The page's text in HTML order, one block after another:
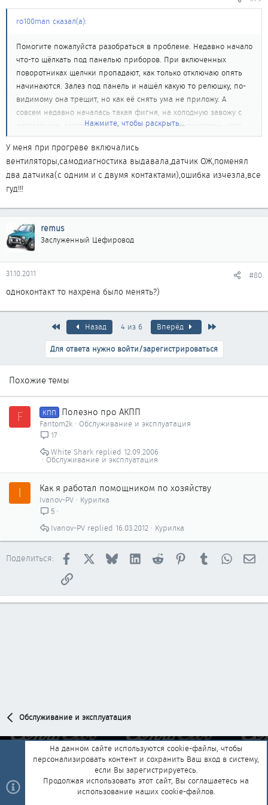
ro100man сказал(а):
Помогите пожалуйста разобраться в проблеме. Недавно начало
что-то щёлкать под панелью приборов. При включенных
поворотниках щелчки пропадают, как только отключаю опять
начинаются. Залез под панель и нашёл какую то релюшку, по-
видимому она трещит, но как её снять ума не приложу. А
совсем недавно началась такая фигня, на холодную завожу с
автозапуска, загорается чек и включаются вентиляторы, хотя
машина холодная, потом через какое-то время гаснет и всё
нормально. Связано ли это с этой релюхой или нет и как с этим
всем бороться!!! Заранее спасибо!!!!
Нажмите, чтобы раскрыть...
У меня при прогреве включались
вентиляторы,самодиагностика выдавала,датчик ОЖ,поменял
два датчика(с одним и с двумя контактами),ошибка изчезла,все
гуд!!!
remus
Заслуженный Цефировод
31.10.2011 #80
одноконтакт то нахрена было менять?)
ПервыйНазад 4 из 6 Вперёд
Для ответа нужно войти/зарегистрироваться
Похожие темы
F КПП Полезно про АКПП
Fantom2k
Обслуживание и эксплуатация
17
Обслуживание и эксплуатация
12.09.2006
White Shark
I Как я работал помощником по хозяйству
Ivanov-PV
Курилка
5
Курилка
16.03.2012
Ivanov-PV
Поделиться: Facebook BlueskyLinkedInReddit PinterestTumblr
Ссылка
Обслуживание и эксплуатация
Обратная связь
Условия и правила
Политика конфиденциальности
Помощь Главная
R
На данном сайте используются cookie-файлы, чтобы
персонализировать контент и сохранить Ваш вход в систему,
если Вы зарегистрируетесь.
Продолжая использовать этот сайт, Вы соглашаетесь на
использование наших cookie-файлов.